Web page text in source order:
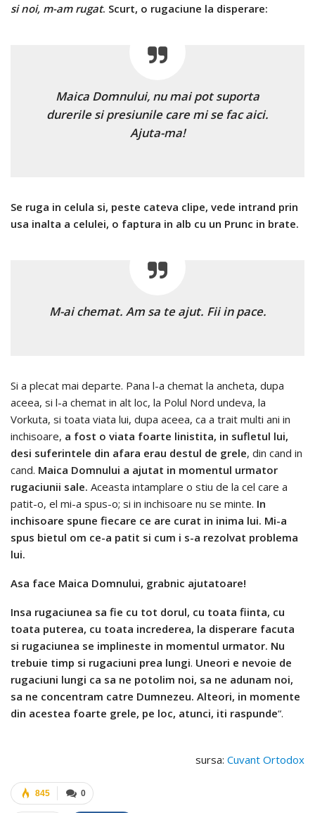
si noi, m-am rugat. Scurt, o rugaciune la disperare:
Maica Domnului, nu mai pot suporta
durerile si presiunile care mi se fac aici.
Ajuta-ma!
Se ruga in celula si, peste cateva clipe, vede intrand prin
usa inalta a celulei, o faptura in alb cu un Prunc in brate.
M-ai chemat. Am sa te ajut. Fii in pace.
Si a plecat mai departe. Pana l-a chemat la ancheta, dupa
aceea, si l-a chemat in alt loc, la Polul Nord undeva, la
Vorkuta, si toata viata lui, dupa aceea, ca a trait multi ani in
inchisoare, a fost o viata foarte linistita, in sufletul lui,
desi suferintele din afara erau destul de grele, din cand in
cand. Maica Domnului a ajutat in momentul urmator
rugaciunii sale. Aceasta intamplare o stiu de la cel care a
patit-o, el mi-a spus-o; si in inchisoare nu se minte. In
inchisoare spune fiecare ce are curat in inima lui. Mi-a
spus bietul om ce-a patit si cum i s-a rezolvat problema
lui.
Asa face Maica Domnului, grabnic ajutatoare!
Insa rugaciunea sa fie cu tot dorul, cu toata fiinta, cu
toata puterea, cu toata increderea, la disperare facuta
si rugaciunea se implineste in momentul urmator. Nu
trebuie timp si rugaciuni prea lungi. Uneori e nevoie de
rugaciuni lungi ca sa ne potolim noi, sa ne adunam noi,
sa ne concentram catre Dumnezeu. Alteori, in momente
din acestea foarte grele, pe loc, atunci, iti raspunde“.
sursa: Cuvant Ortodox
0
845